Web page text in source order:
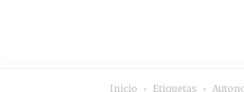
Inicio Etiquetas